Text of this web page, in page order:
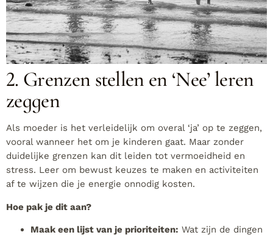
2. Grenzen stellen en ‘Nee’ leren
zeggen
Als moeder is het verleidelijk om overal ‘ja’ op te zeggen,
vooral wanneer het om je kinderen gaat. Maar zonder
duidelijke grenzen kan dit leiden tot vermoeidheid en
stress. Leer om bewust keuzes te maken en activiteiten
af te wijzen die je energie onnodig kosten.
Hoe pak je dit aan?
Maak een lijst van je prioriteiten: Wat zijn de dingen